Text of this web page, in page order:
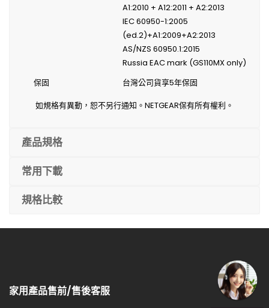
A1:2010 + A12:2011 + A2:2013
IEC 60950-1:2005
(ed.2)+A1:2009+A2:2013
AS/NZS 60950.1:2015
Russia EAC mark (GS110MX only)
保固
台灣公司貨享5年保固
如規格有異動，恕不另行通知。NETGEAR保有所有權利。
產品規格
常用下載
規格比較
家用產品售前/售後客服